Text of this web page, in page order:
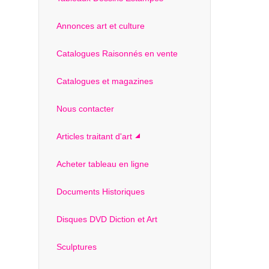
Annonces art et culture
Catalogues Raisonnés en vente
Catalogues et magazines
Nous contacter
Articles traitant d'art
Acheter tableau en ligne
Documents Historiques
Disques DVD Diction et Art
Sculptures